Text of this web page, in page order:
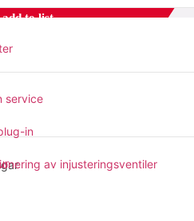
service
in
av injusteringsventiler
add to list